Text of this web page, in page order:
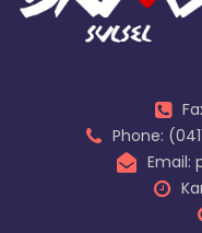
Phone:
Email: